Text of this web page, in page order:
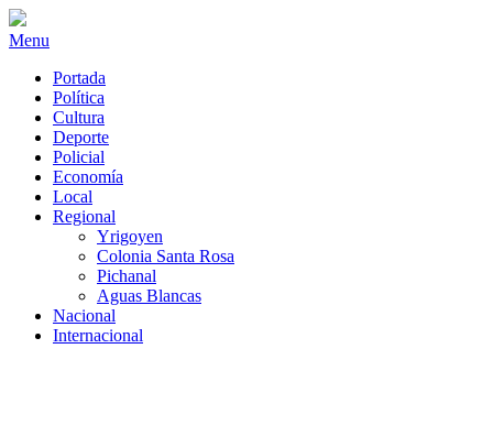
Menu
Portada
Política
Cultura
Deporte
Policial
Economía
Local
Regional
Yrigoyen
Colonia Santa Rosa
Pichanal
Aguas Blancas
Nacional
Internacional